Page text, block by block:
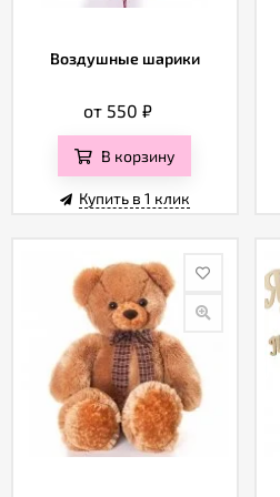
Воздушные шарики
от 550₽
В корзину
Купить в 1 клик